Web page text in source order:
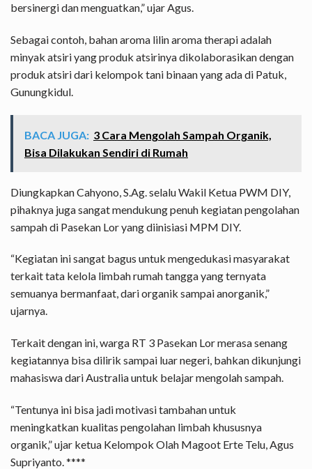
bersinergi dan menguatkan,” ujar Agus.
Sebagai contoh, bahan aroma lilin aroma therapi adalah
minyak atsiri yang produk atsirinya dikolaborasikan dengan
produk atsiri dari kelompok tani binaan yang ada di Patuk,
Gunungkidul.
BACA JUGA: 3 Cara Mengolah Sampah Organik,
Bisa Dilakukan Sendiri di Rumah
Diungkapkan Cahyono, S.Ag. selalu Wakil Ketua PWM DIY,
pihaknya juga sangat mendukung penuh kegiatan pengolahan
sampah di Pasekan Lor yang diinisiasi MPM DIY.
“Kegiatan ini sangat bagus untuk mengedukasi masyarakat
terkait tata kelola limbah rumah tangga yang ternyata
semuanya bermanfaat, dari organik sampai anorganik,”
ujarnya.
Terkait dengan ini, warga RT 3 Pasekan Lor merasa senang
kegiatannya bisa dilirik sampai luar negeri, bahkan dikunjungi
mahasiswa dari Australia untuk belajar mengolah sampah.
“Tentunya ini bisa jadi motivasi tambahan untuk
meningkatkan kualitas pengolahan limbah khususnya
organik,” ujar ketua Kelompok Olah Magoot Erte Telu, Agus
Supriyanto. ****